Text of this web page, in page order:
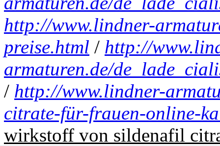
http://www.lindner-
preise.html / http://
armaturen.de/
/ http://www.lindner-
citrate-für-frauen-online-
wirkstoff von sildenafil